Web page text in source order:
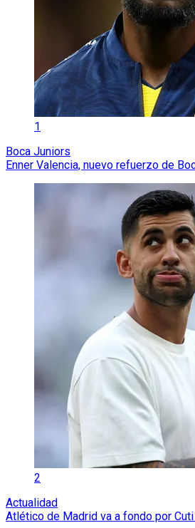
1
Boca Juniors
Enner Valencia, nuevo refuerzo de
2
Actualidad
Atlético de Madrid va a fondo por